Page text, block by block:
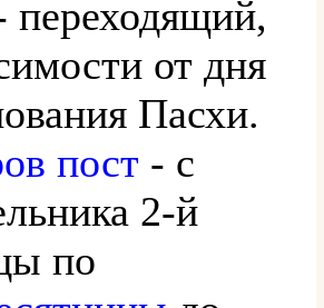
переходящий,
от дня
Пасхи.
пост - с
2-й
по